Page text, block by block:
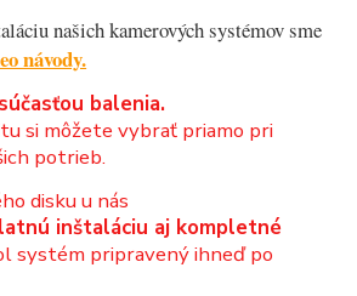
našich kamerových systémov sme
návody.
balenia.
si môžete vybrať priamo pri
potrieb.
disku u nás
inštaláciu aj kompletné
systém pripravený ihneď po